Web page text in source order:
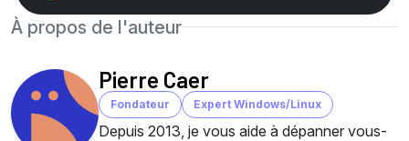
À propos de l'auteur
Pierre Caer
Fondateur Expert Windows/Linux
Depuis 2013, je vous aide à dépanner vous-